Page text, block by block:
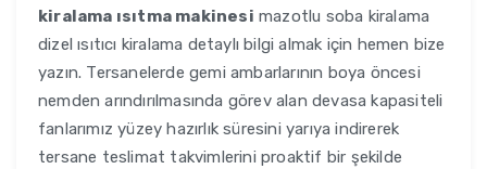
kiralama ısıtma makinesi mazotlu soba kiralama
dizel ısıtıcı kiralama detaylı bilgi almak için hemen bize
yazın. Tersanelerde gemi ambarlarının boya öncesi
nemden arındırılmasında görev alan devasa kapasiteli
fanlarımız yüzey hazırlık süresini yarıya indirerek
tersane teslimat takvimlerini proaktif bir şekilde